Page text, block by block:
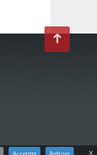
X
Accepter Refuser